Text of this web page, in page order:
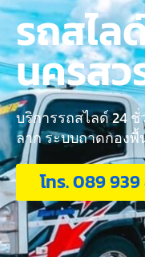
รถสไล
นครสว
บริการรถสไลด์ 24
ลาก ระบบถาดกองพื้
โทร. 089 939